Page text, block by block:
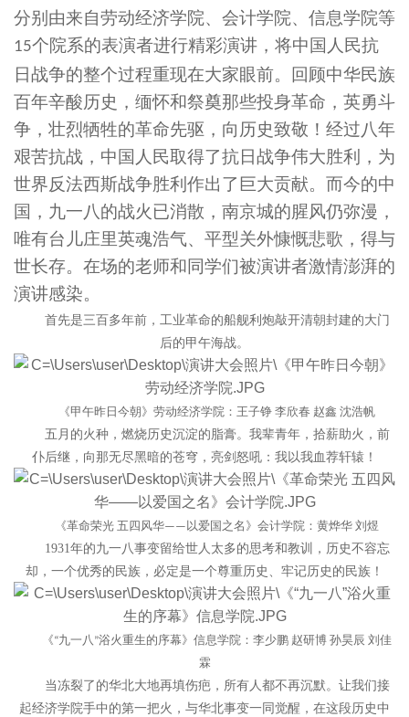
分别 由来自劳动经济学院、会计学院、信息学院等
15个院系的表演者进行精彩演讲， 将中国人民抗
日战争的整个过程重现在大家眼前。 回顾中华民族
百年辛酸历史 ，缅怀和祭奠那些投身革命，英勇斗
争，壮烈牺牲的革命先驱，向历史致敬！经过八年
艰苦抗战，中国人民取得了抗日战争伟大胜利，为
世界反法西斯战争胜利 作出了巨大贡献。而今的中
国，九一八的战火已消散，南京城的腥风仍弥漫，
唯有台 儿庄里英魂浩气、平型关外慷慨悲歌，得与
世长存。 在场的老师和同学们被演讲者激情澎湃的
演讲感染。
首先是三百多年前，工业革命的船舰利炮敲开清朝封建的大门
后的甲午海战。
《甲午昨日今朝》劳动经济学院：王子铮 李欣春 赵鑫 沈浩帆
五月的火种，燃烧历史沉淀的脂膏。我辈青年， 拾薪助火，前
仆后继，向那无尽黑暗的苍穹， 亮剑怒吼 ：我以我血荐轩辕！
《革命荣光 五四风华—— 以爱国之名》会计学院：黄烨华 刘煜
1931年的九一八事变留给世人太多的思考和教训，历史不容忘
却，一个优秀的民族，必定是一个尊重历史、牢记历史的民族！
《“九一八 ”浴火重生的序幕》信息学院：李少鹏 赵研博 孙昊辰 刘佳
霖
当冻裂了的华北大地再填伤疤，所有人都不再沉默。让我们接
起经济学院手中的第一把火，与华北事变一同觉醒，在这段历史中